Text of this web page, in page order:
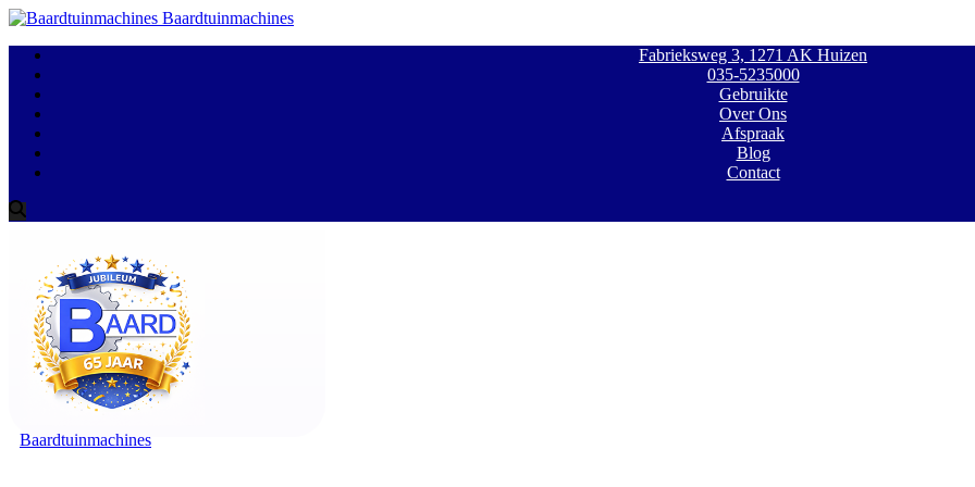
Baardtuinmachines
Fabrieksweg 3, 1271 AK Huizen
035-5235000
Gebruikte
Over Ons
Afspraak
Blog
Contact
Baardtuinmachines